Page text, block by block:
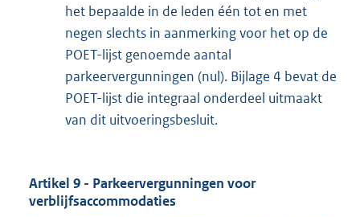
het bepaalde in de leden één tot en met
negen slechts in aanmerking voor het op de
POET-lijst genoemde aantal
parkeervergunningen (nul). Bijlage 4 bevat de
POET-lijst die integraal onderdeel uitmaakt
van dit uitvoeringsbesluit.
Artikel 9 - Parkeervergunningen voor
verblijfsaccommodaties